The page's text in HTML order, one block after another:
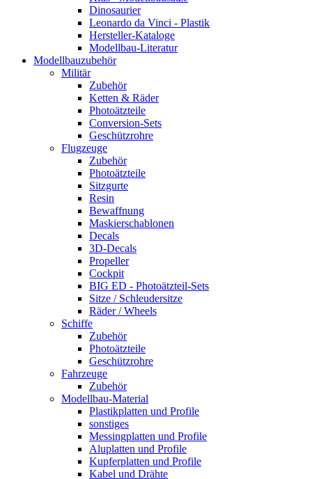
Dinosaurier
Leonardo da Vinci - Plastik
Hersteller-Kataloge
Modellbau-Literatur
Modellbauzubehör
Militär
Zubehör
Ketten & Räder
Photoätzteile
Conversion-Sets
Geschützrohre
Flugzeuge
Zubehör
Photoätzteile
Sitzgurte
Resin
Bewaffnung
Maskierschablonen
Decals
3D-Decals
Propeller
Cockpit
BIG ED - Photoätzteil-Sets
Sitze / Schleudersitze
Räder / Wheels
Schiffe
Zubehör
Photoätzteile
Geschützrohre
Fahrzeuge
Zubehör
Modellbau-Material
Plastikplatten und Profile
sonstiges
Messingplatten und Profile
Aluplatten und Profile
Kupferplatten und Profile
Kabel und Drähte